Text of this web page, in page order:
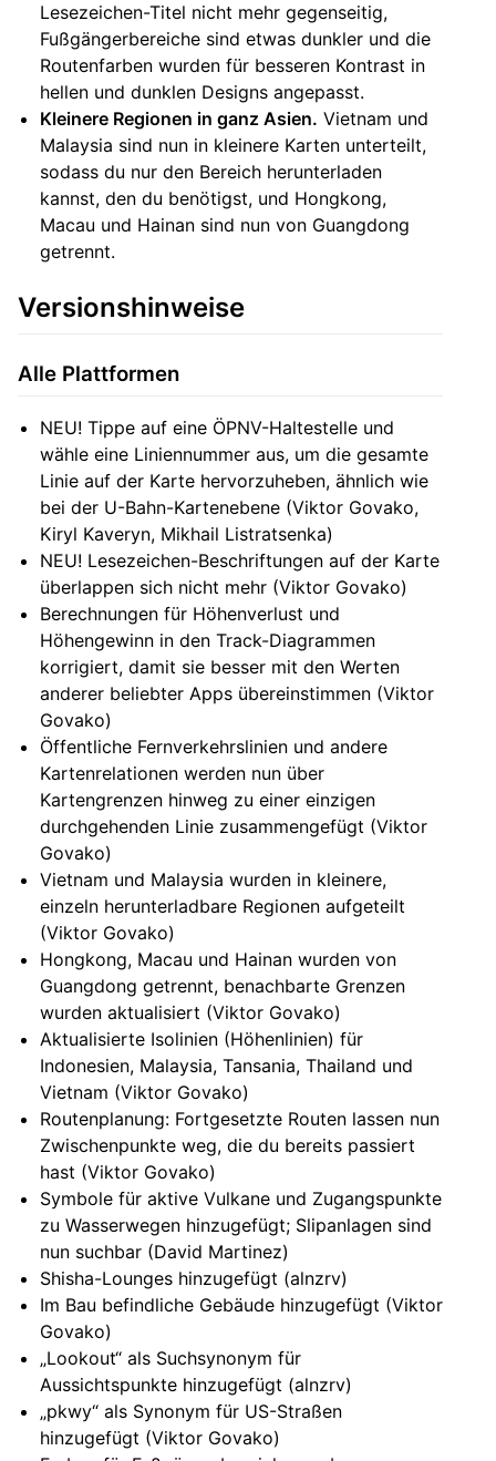
Lesezeichen-Titel nicht mehr gegenseitig,
Fußgängerbereiche sind etwas dunkler und die
Routenfarben wurden für besseren Kontrast in
hellen und dunklen Designs angepasst.
Kleinere Regionen in ganz Asien. Vietnam und
Malaysia sind nun in kleinere Karten unterteilt,
sodass du nur den Bereich herunterladen
kannst, den du benötigst, und Hongkong,
Macau und Hainan sind nun von Guangdong
getrennt.
Versionshinweise
Alle Plattformen
NEU! Tippe auf eine ÖPNV-Haltestelle und
wähle eine Liniennummer aus, um die gesamte
Linie auf der Karte hervorzuheben, ähnlich wie
bei der U-Bahn-Kartenebene (Viktor Govako,
Kiryl Kaveryn, Mikhail Listratsenka)
NEU! Lesezeichen-Beschriftungen auf der Karte
überlappen sich nicht mehr (Viktor Govako)
Berechnungen für Höhenverlust und
Höhengewinn in den Track-Diagrammen
korrigiert, damit sie besser mit den Werten
anderer beliebter Apps übereinstimmen (Viktor
Govako)
Öffentliche Fernverkehrslinien und andere
Kartenrelationen werden nun über
Kartengrenzen hinweg zu einer einzigen
durchgehenden Linie zusammengefügt (Viktor
Govako)
Vietnam und Malaysia wurden in kleinere,
einzeln herunterladbare Regionen aufgeteilt
(Viktor Govako)
Hongkong, Macau und Hainan wurden von
Guangdong getrennt, benachbarte Grenzen
wurden aktualisiert (Viktor Govako)
Aktualisierte Isolinien (Höhenlinien) für
Indonesien, Malaysia, Tansania, Thailand und
Vietnam (Viktor Govako)
Routenplanung: Fortgesetzte Routen lassen nun
Zwischenpunkte weg, die du bereits passiert
hast (Viktor Govako)
Symbole für aktive Vulkane und Zugangspunkte
zu Wasserwegen hinzugefügt; Slipanlagen sind
nun suchbar (David Martinez)
Shisha-Lounges hinzugefügt (alnzrv)
Im Bau befindliche Gebäude hinzugefügt (Viktor
Govako)
„Lookout“ als Suchsynonym für
Aussichtspunkte hinzugefügt (alnzrv)
„pkwy“ als Synonym für US-Straßen
hinzugefügt (Viktor Govako)